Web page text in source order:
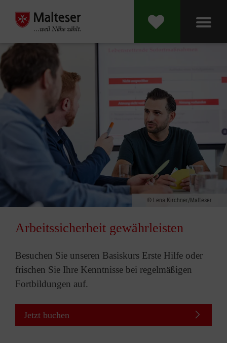
Lena Kirchner/Malteser
Arbeitssicherheit gewährleisten
Besuchen Sie unseren Basiskurs Erste Hilfe oder
frischen Sie Ihre Kenntnisse bei regelmäßigen
Fortbildungen auf.
Jetzt buchen